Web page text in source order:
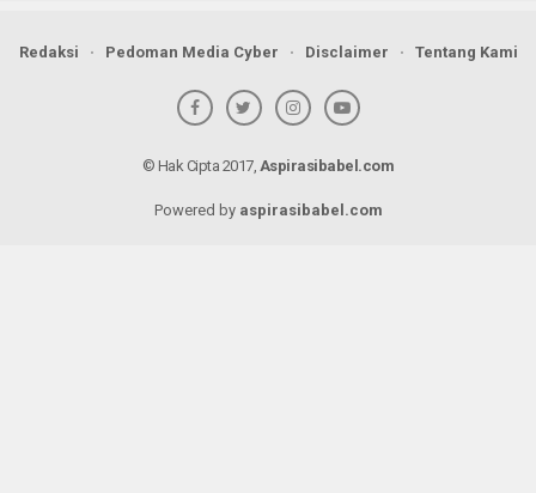
Redaksi Pedoman Media Cyber Disclaimer Tentang Kami
© Hak Cipta 2017, Aspirasibabel.com
Powered by aspirasibabel.com